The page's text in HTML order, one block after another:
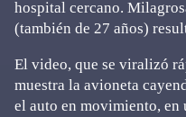
hospital cercano.
(también de 27 años)
El video, que se viralizó
muestra la avioneta
el auto en movimiento, en